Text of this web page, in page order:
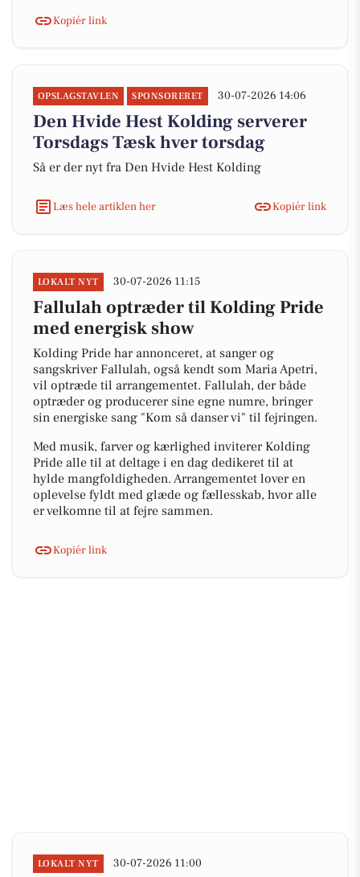
Kopiér link
OPSLAGSTAVLEN SPONSORERET 30-07-2026 14:06
Den Hvide Hest Kolding serverer
Torsdags Tæsk hver torsdag
Så er der nyt fra Den Hvide Hest Kolding
Læs hele artiklen her Kopiér link
LOKALT NYT 30-07-2026 11:15
Fallulah optræder til Kolding Pride
med energisk show
Kolding Pride har annonceret, at sanger og
sangskriver Fallulah, også kendt som Maria Apetri,
vil optræde til arrangementet. Fallulah, der både
optræder og producerer sine egne numre, bringer
sin energiske sang "Kom så danser vi" til fejringen.
Med musik, farver og kærlighed inviterer Kolding
Pride alle til at deltage i en dag dedikeret til at
hylde mangfoldigheden. Arrangementet lover en
oplevelse fyldt med glæde og fællesskab, hvor alle
er velkomne til at fejre sammen.
Kopiér link
LOKALT NYT 30-07-2026 11:00